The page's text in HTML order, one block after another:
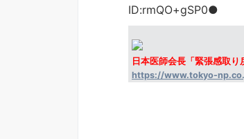
ID:rmQO+gSP0●
日本医師会長「緊張感取
https://www.tokyo-